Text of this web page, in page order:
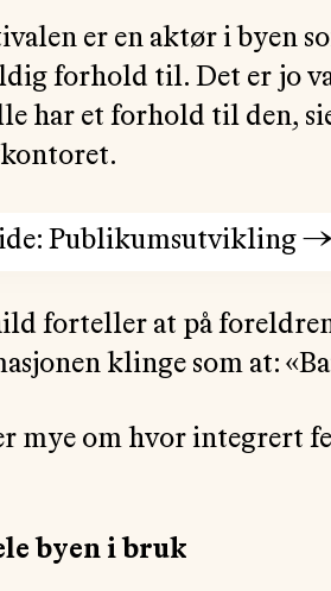
er en aktør i byen
forhold til. Det er jo
har et forhold til den,
Publikumsutvikling →
forteller at på
klinge som at:
mye om hvor integrert
byen i bruk